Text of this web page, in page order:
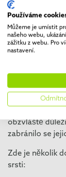
Který
britské
další
Výběr
srsti kočky. U
která mají
obzvláště
zabránilo se
Zde je několik
srsti:
Používáme
Můžeme je umístit
našeho webu,
zážitku z webu. Pro
nastavení.